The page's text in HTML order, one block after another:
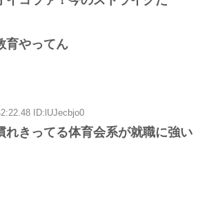
やってん
ID:lUJecbjo0
れきってる体育会系が就職に強い